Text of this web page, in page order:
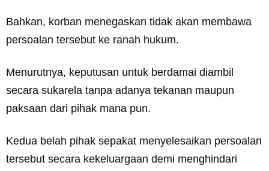
Bahkan, korban menegaskan tidak akan membawa
persoalan tersebut ke ranah hukum.
Menurutnya, keputusan untuk berdamai diambil
secara sukarela tanpa adanya tekanan maupun
paksaan dari pihak mana pun.
Kedua belah pihak sepakat menyelesaikan persoalan
tersebut secara kekeluargaan demi menghindari